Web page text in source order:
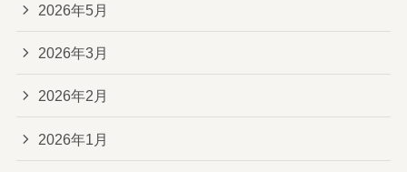
2026年5月
2026年3月
2026年2月
2026年1月